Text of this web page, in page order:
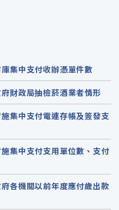
集中支付收辦憑單件數
財政局抽檢菸酒業者情形
集中支付電連存帳及簽發支
集中支付支用單位數、支付
各機關以前年度應付歲出款